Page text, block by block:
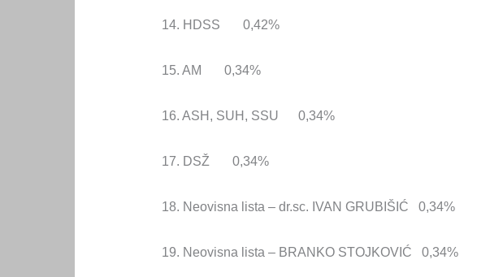
14. HDSS 0,42%
15. AM 0,34%
16. ASH, SUH, SSU 0,34%
17. DSŽ 0,34%
18. Neovisna lista – dr.sc. IVAN GRUBIŠIĆ 0,34%
19. Neovisna lista – BRANKO STOJKOVIĆ 0,34%